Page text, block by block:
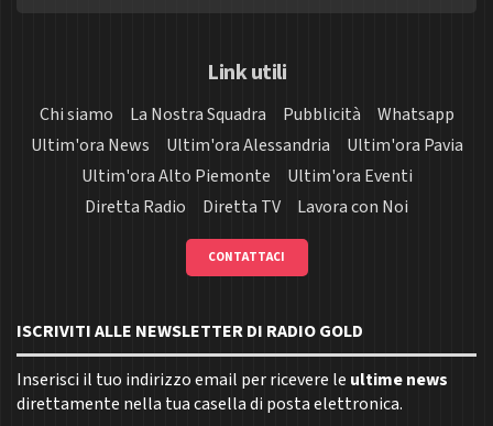
Link utili
Chi siamo La Nostra Squadra Pubblicità
Whatsapp
Ultim'ora News
Ultim'ora Alessandria
Ultim'ora Pavia
Ultim'ora Alto Piemonte
Ultim'ora Eventi
Diretta Radio
Diretta TV Lavora con Noi
CONTATTACI
ISCRIVITI ALLE NEWSLETTER DI RADIO GOLD
Inserisci il tuo indirizzo email per ricevere le ultime news
direttamente nella tua casella di posta elettronica.